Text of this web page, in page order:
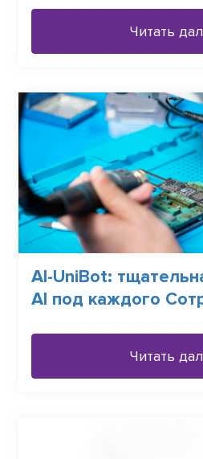
Читать
АI-UniBot:
АI под каждого
Читать